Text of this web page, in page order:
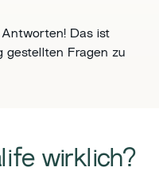
Das ist
gestellten Fragen zu
wirklich?​